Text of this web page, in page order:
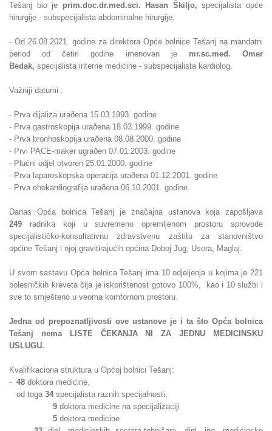
Tešanj bioje prim.doc.dr.med.sci. Hasan Škiljo,specijalista opće
hirurgije - subspecijalista abdominalne hirurgije.
- Od 26.08.2021. godine za direktora Opće bolnice Tešanj na mandatni
period od četiri godine imenovan je mr.sc.med. Omer
Bedak, specijalista interne medicine - subspecijalista kardiolog.
Važniji datumi :
- Prva dijaliza uraðena 15.03.1993. godine
- Prva gastroskopija uraðena 18.03.1999. godine
- Prva bronhoskopija uraðena 08.08.2000. godine
- Prvi PACE-maker ugraðen 07.01.2003. godine
- Plućni odjel otvoren 25.01.2000. godine
- Prva laparoskopska operacija uraðena 01.12.2001. godine
- Prva ehokardiografija uraðena 06.10.2001. godine
Danas Opća bolnica Tešanj je značajna ustanova koja zapošljava
249 radnika koji u suvremeno opremljenom prostoru sprovode
specijalističko-konsultativnu zdravstvenu zaštitu za stanovništvo
općine Tešanj i njoj gravitirajućih općina Doboj Jug, Usora, Maglaj.
U svom sastavu Opća bolnica Tešanj ima 10 odjeljenja u kojima je 221
bolesničkih kreveta čija je iskorištenost gotovo 100%, kao i 10 službi i
sve to smješteno u veoma komfornom prostoru.
Jedna od prepoznatljivosti ove ustanove je i ta što Opća bolnica
Tešanj nema LISTE ČEKANJA NI ZA JEDNU MEDICINSKU
USLUGU.
Kvalifikaciona struktura u Općoj bolnici Tešanj:
- 48 doktora medicine,
od toga 34 specijalista raznih specijalnosti,
9 doktora medicine na specijalizaciji
5 doktora medicine